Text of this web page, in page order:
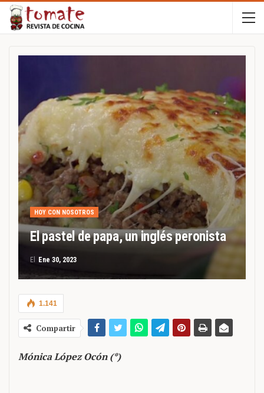
HOY CON NOSOTROS
El pastel de papa, un inglés peronista
El Ene 30, 2023
1.141
Compartir
Mónica López Ocón (*)